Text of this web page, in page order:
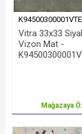
Vitra 33x33
Vizon Mat -
Mağazaya